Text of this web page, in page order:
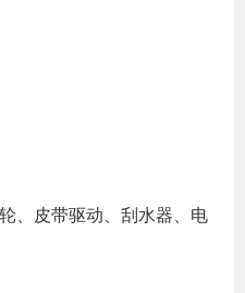
、皮带驱动、刮水器、电